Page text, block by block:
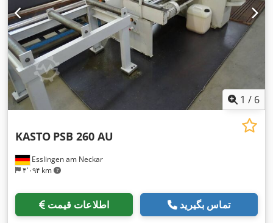
1 / 6
Esslingen am Neckar
۴٬۰۹۴ km
KASTO PSB 260 AU
اطلاعات قیمت تماس بگیرید